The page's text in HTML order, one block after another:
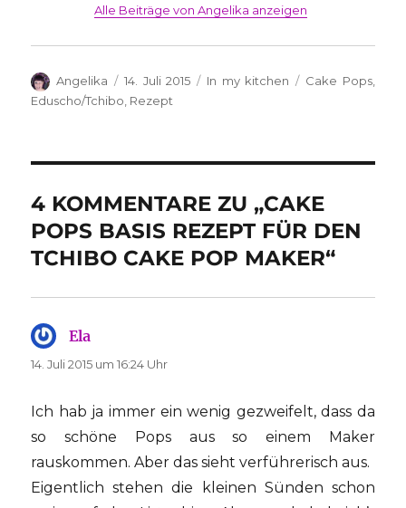
Alle Beiträge von Angelika anzeigen
Autor
Angelika
Veröffentlicht
am
14. Juli 2015 Kategorien
In my kitchen Schlagwörter
Cake Pops,
Eduscho/Tchibo Rezept
4 KOMMENTARE ZU „CAKE
POPS BASIS REZEPT FÜR DEN
TCHIBO CAKE POP MAKER“
Ela
14. Juli 2015 um 16:24 Uhr
Ich hab ja immer ein wenig gezweifelt, dass da
so schöne Pops aus so einem Maker
rauskommen. Aber das sieht verführerisch aus.
Eigentlich stehen die kleinen Sünden schon